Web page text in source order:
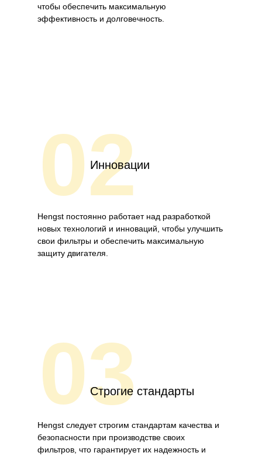
чтобы обеспечить максимальную
эффективность и долговечность.
02
Инновации
Hengst постоянно работает над разработкой
новых технологий и инноваций, чтобы улучшить
свои фильтры и обеспечить максимальную
защиту двигателя.
03Строгие стандарты
Hengst следует строгим стандартам качества и
безопасности при производстве своих
фильтров, что гарантирует их надежность и